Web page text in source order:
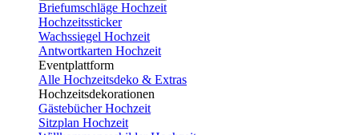
Briefumschläge Hochzeit
Hochzeitssticker
Wachssiegel Hochzeit
Antwortkarten Hochzeit
Eventplattform
Alle Hochzeitsdeko & Extras
Hochzeitsdekorationen
Gästebücher Hochzeit
Sitzplan Hochzeit